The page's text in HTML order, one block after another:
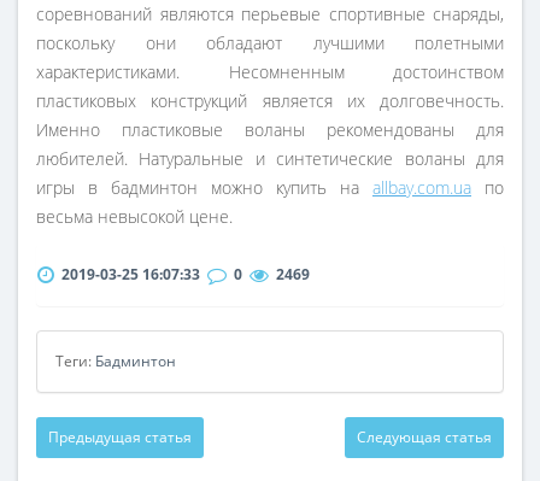
соревнований являются перьевые спортивные снаряды,
поскольку они обладают лучшими полетными
характеристиками. Несомненным достоинством
пластиковых конструкций является их долговечность.
Именно пластиковые воланы рекомендованы для
любителей. Натуральные и синтетические воланы для
игры в бадминтон можно купить на allbay.com.ua по
весьма невысокой цене.
2019-03-25 16:07:33 0 2469
Теги: Бадминтон
Предыдущая статья Следующая статья